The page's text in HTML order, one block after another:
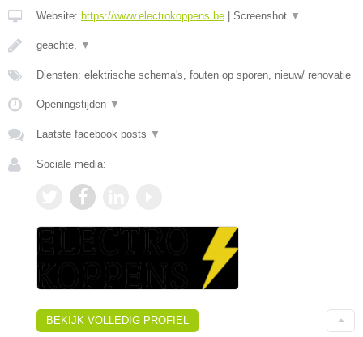
Website: https://www.electrokoppens.be | Screenshot ▼
geachte, ▼
Diensten: elektrische schema's, fouten op sporen, nieuw/ renovatie
Openingstijden ▼
Laatste facebook posts ▼
Sociale media:
BEKIJK VOLLEDIG PROFIEL